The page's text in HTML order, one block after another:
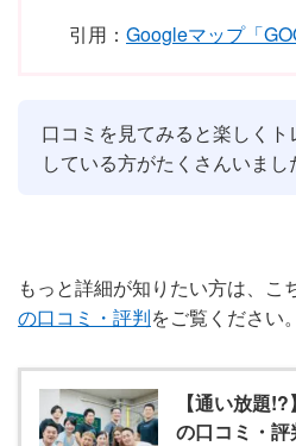
引用： Googleマップ「
口コミを見てみると楽しくト
している方がたくさんいまし
もっと詳細が知りたい方は、こ
の口コミ・評判をご覧ください。
【通い放題
の口コミ・評